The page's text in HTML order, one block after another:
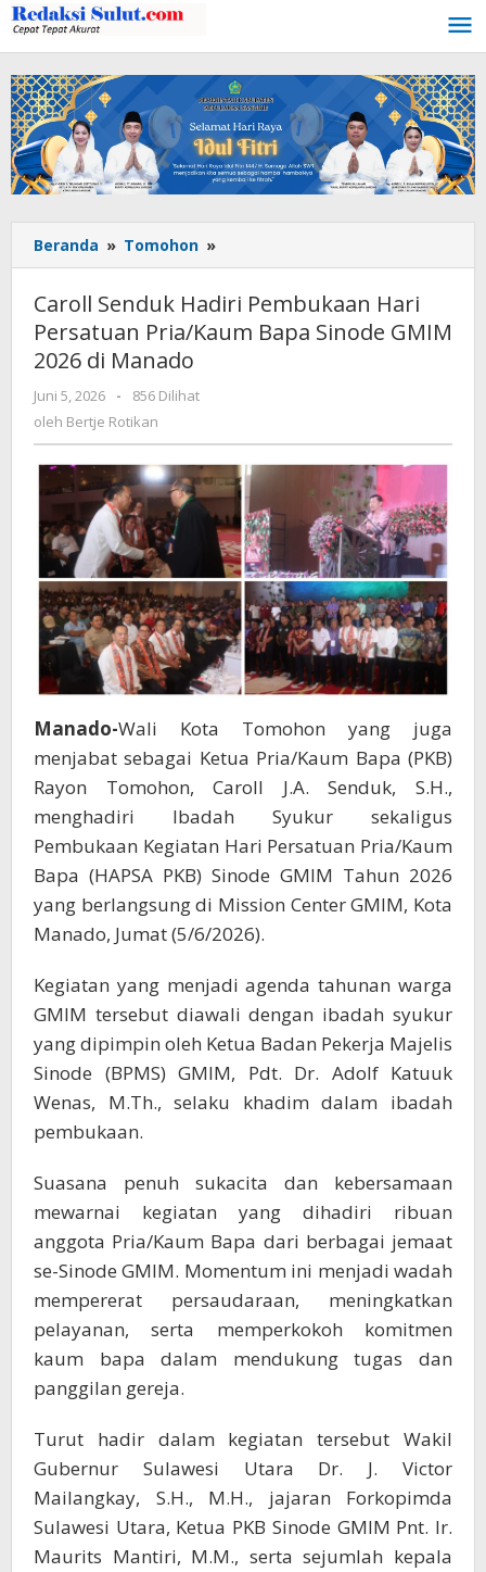
Lewati
ke
konten
Beranda » Tomohon »
Senduk
Hadiri
Pembukaan
Hari
GMIM
2026
di
Manado
Caroll Senduk Hadiri Pembukaan Hari
Persatuan Pria/Kaum Bapa Sinode GMIM
2026 di Manado
Juni 5, 2026
oleh
Bertje
-
856 Dilihat
oleh Bertje Rotikan
Manado-Wali Kota Tomohon yang juga
menjabat sebagai Ketua Pria/Kaum Bapa (PKB)
Rayon Tomohon, Caroll J.A. Senduk, S.H.,
menghadiri Ibadah Syukur sekaligus
Pembukaan Kegiatan Hari Persatuan Pria/Kaum
Bapa (HAPSA PKB) Sinode GMIM Tahun 2026
yang berlangsung di Mission Center GMIM, Kota
Manado, Jumat (5/6/2026).
Kegiatan yang menjadi agenda tahunan warga
GMIM tersebut diawali dengan ibadah syukur
yang dipimpin oleh Ketua Badan Pekerja Majelis
Sinode (BPMS) GMIM, Pdt. Dr. Adolf Katuuk
Wenas, M.Th., selaku khadim dalam ibadah
pembukaan.
Suasana penuh sukacita dan kebersamaan
mewarnai kegiatan yang dihadiri ribuan
anggota Pria/Kaum Bapa dari berbagai jemaat
se-Sinode GMIM. Momentum ini menjadi wadah
mempererat persaudaraan, meningkatkan
pelayanan, serta memperkokoh komitmen
kaum bapa dalam mendukung tugas dan
panggilan gereja.
Turut hadir dalam kegiatan tersebut Wakil
Gubernur Sulawesi Utara Dr. J. Victor
Mailangkay, S.H., M.H., jajaran Forkopimda
Sulawesi Utara, Ketua PKB Sinode GMIM Pnt. Ir.
Maurits Mantiri, M.M., serta sejumlah kepala